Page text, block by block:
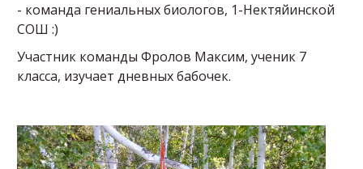
- команда гениальных биологов, 1-Нектяйинской
СОШ :)
Участник команды Фролов Максим, ученик 7
класса, изучает дневных бабочек.